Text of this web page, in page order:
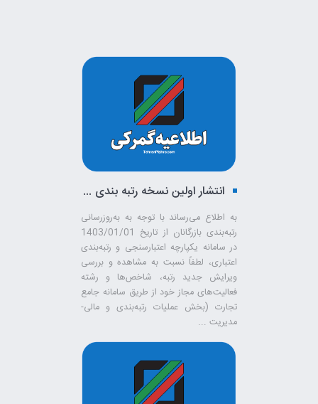
انتشار اولین نسخه رتبه بندی واردکنندگان در سال 1403
به اطلاع‌ می‌رساند با توجه به به‌روزرسانی
رتبه‌بندی بازرگانان از تاریخ 1403/01/01
در سامانه یکپارچه اعتبارسنجی و رتبه‌بندی
اعتباری، لطفاً نسبت به مشاهده و بررسی
ویرایش جدید رتبه، شاخص‌ها و رشته
فعالیت‌های مجاز خود از طریق سامانه جامع
تجارت (بخش عملیات رتبه‌بندی و مالی-
مدیریت ...